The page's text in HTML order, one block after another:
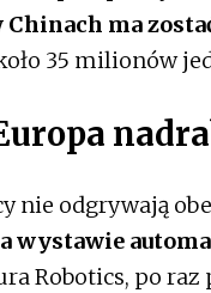
Chinach ma
35 milionów
nie odgrywają
wystawie
Robotics, po